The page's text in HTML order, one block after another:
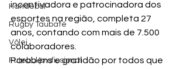
Handebol
Rugby Taubaté
Vôlei
Futebol profissional
incentivadora e patrocinadora dos
esportes na região, completa 27
anos, contando com mais de 7.500
colaboradores.
Parabéns e gratidão por todos que